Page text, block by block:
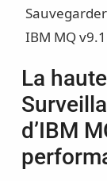
IBM MQ v9.1
La
d’IBM